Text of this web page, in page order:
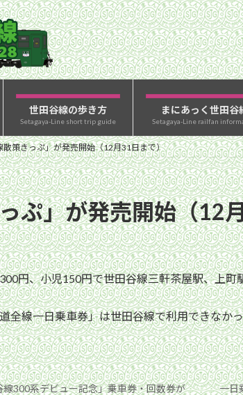
世田谷線の歩き方
Setagaya-Line short trip guide
まにあっく世田谷
Setagaya-Line railfan
散策きっぷ」が発売開始（12月31日まで）
ぷ」が発売開始（12
円、小児150円で世田谷線三軒茶屋駅、上
全線一日乗車券」は世田谷線で利用できなか
線300系デビュー記念」乗車券・回数券が
一日